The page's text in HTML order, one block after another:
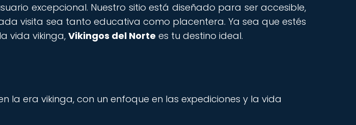
excepcional. Nuestro sitio está diseñado para ser accesible,
visita sea tanto educativa como placentera. Ya sea que estés
vida vikinga, Vikingos del Norte es tu destino ideal.
la era vikinga, con un enfoque en las expediciones y la vida